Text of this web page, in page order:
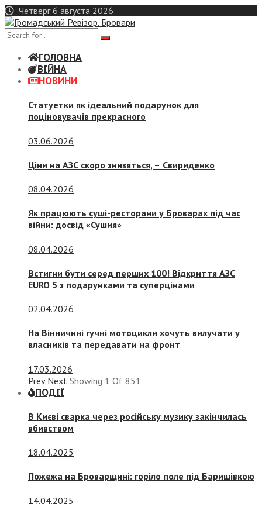
Skip
to
content
Четверг 6 августа 2026
ГОЛОВНА
ВІЙНА
НОВИНИ
Статуетки як ідеальний подарунок для
поціновувачів прекрасного
03.06.2026
Ціни на АЗС скоро знизяться, – Свириденко
08.04.2026
Як працюють суші-ресторани у Броварах під час
війни: досвід «Сушия»
08.04.2026
Встигни бути серед перших 100! Відкриття АЗС
EURO 5 з подарунками та суперцінами
02.04.2026
На Вінничині гучні мотоцикли хочуть вилучати у
власників та передавати на фронт
17.03.2026
Prev Next Showing 1 Of 851
ПОДІЇ
В Києві сварка через російську музику закінчилась
вбивством
18.04.2025
Пожежа на Броварщині: горіло поле під Баришівкою
14.04.2025